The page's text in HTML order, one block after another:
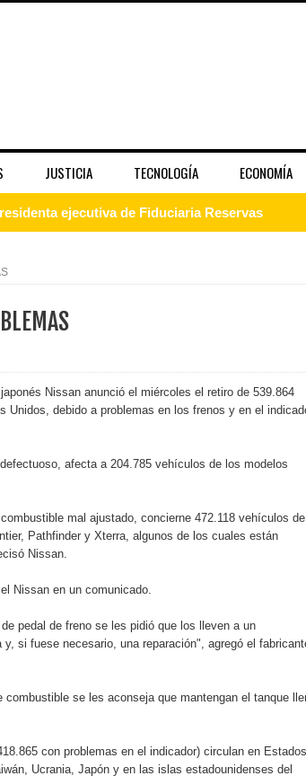
JUSTICIA TECNOLOGÍA ECONOMÍA
ejecutiva de Fiduciaria Reservas
en la segunda edición del Summit
con nuevo álbum, renovación de su equipo y
de Pavel Núñez y su “Bipolarband” a Hard
seguirá impulsando la seguridad alimentaria
en la primera empresa del sector con
Nissan anunció el miércoles el retiro de 539.864
Unidos, debido a problemas en los frenos y en el
afecta a 204.785 vehículos de los modelos
mal ajustado, concierne 472.118 vehículos de
Pathfinder y Xterra, algunos de los cuales están
Nissan.
Nissan en un comunicado.
pedal de freno se les pidió que los lleven a un
si fuese necesario, una reparación", agregó el
se les aconseja que mantengan el tanque
con problemas en el indicador) circulan en Estados
Ucrania, Japón y en las islas estadounidenses del